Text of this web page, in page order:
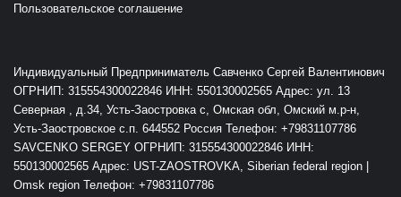
Пользовательское соглашение
Индивидуальный Предприниматель Савченко Сергей Валентинович
ОГРНИП: 315554300022846 ИНН: 550130002565 Адрес: ул. 13
Северная , д.34, Усть-Заостровка с, Омская обл, Омский м.р-н,
Усть-Заостровское с.п. 644552 Россия Телефон: +79831107786
SAVCENKO SERGEY ОГРНИП: 315554300022846 ИНН:
550130002565 Адрес: UST-ZAOSTROVKA, Siberian federal region |
Omsk region Телефон: +79831107786